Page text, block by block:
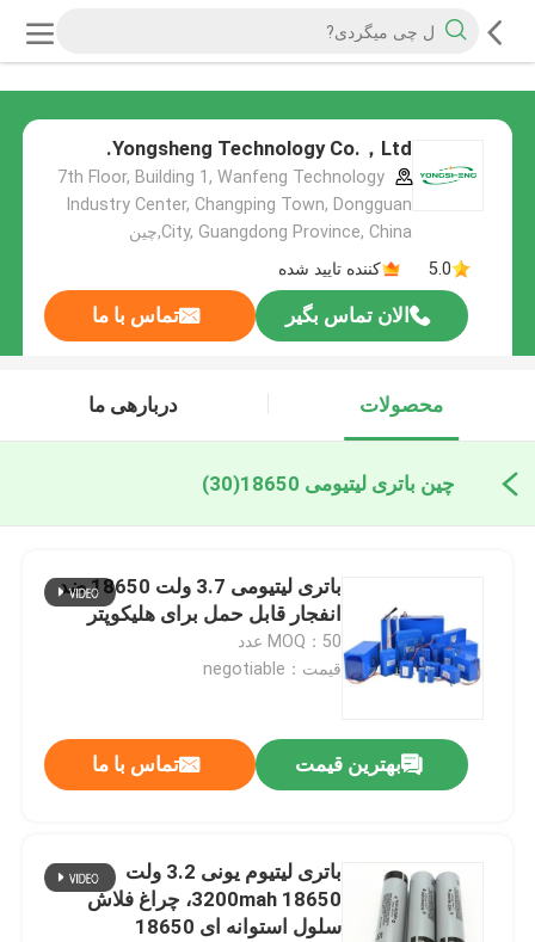
Yongsheng Technology Co.，Ltd.
7th Floor, Building 1, Wanfeng Technology
Industry Center, Changping Town, Dongguan
City, Guangdong Province, China,چین
5.0
کننده تایید شده
الان تماس بگیر تماس با ما
محصولات دربارهی ما
چین باتری لیتیومی 18650 (30)
باتری لیتیومی 3.7 ولت 18650 ضد
انفجار قابل حمل برای هلیکوپتر
MOQ：50 عدد
قیمت：negotiable
بهترین قیمت تماس با ما
باتری لیتیوم یونی 3.2 ولت
3200mah 18650، چراغ فلاش
سلول استوانه ای 18650